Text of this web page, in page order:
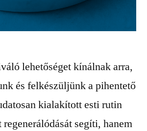
lehetőséget kínálnak arra,
és felkészüljünk a pihentető
kialakított esti rutin
regenerálódását segíti, hanem